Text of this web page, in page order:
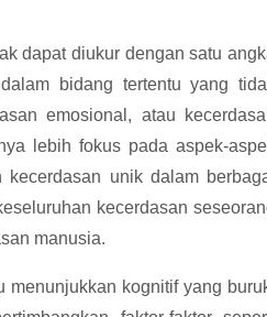
dapat diukur dengan satu
bidang tertentu yang
emosional, atau
lebih fokus pada aspek-
unik dalam
kecerdasan
manusia.
menunjukkan kognitif yang